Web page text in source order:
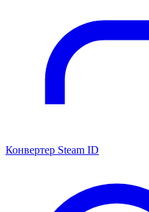
Конвертер Steam ID